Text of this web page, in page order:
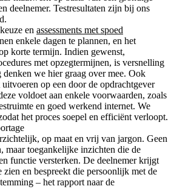
deelnemer. Testresultaten zijn bij ons
en assessments met spoed
enkele dagen te plannen, en het
korte termijn. Indien gewenst,
met opzegtermijnen, is versnelling
we hier graag over mee. Ook
uitvoeren op een door de opdrachtgever
voldoet aan enkele voorwaarden, zoals
en goed werkend internet. We
het proces soepel en efficiënt verloopt.
op maat en vrij van jargon. Geen
maar toegankelijke inzichten die de
functie versterken. De deelnemer krijgt
zien en bespreekt die persoonlijk met de
– het rapport naar de